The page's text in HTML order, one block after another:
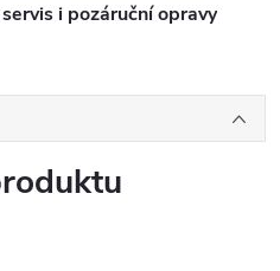
i pozáruční opravy